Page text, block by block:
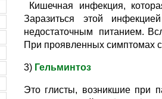
Кишечная инфекция,
Заразиться этой
недостаточным питанием.
При проявленных симптомах
3) Гельминтоз
Это глисты, возникшие при